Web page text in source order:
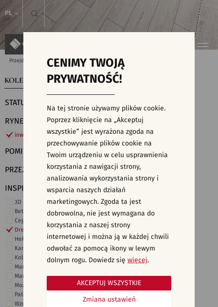
PL
Przejdź do strony głównej Kolekcje
KOLEKCJE WYSZUKIWARKA PŁYTEK
STATUS
RYNEK
inwestycje
POMIESZCZENIE
PRZEZNACZENIE
INSPIRACJE
3D i struktury
Beton
Cegiełki
Drewno
Heksagonalne
Kamień
Kolor
Marmur
Marokańskie
Mozaika
Patchwork
Wzory i motywy
CENIMY TWOJĄ
PRYWATNOŚĆ!
Na tej stronie używamy plików cookie.
Poprzez kliknięcie na „Akceptuj
wszystkie” jest wyrażona zgoda na
przechowywanie plików cookie na
Twoim urządzeniu w celu usprawnienia
korzystania z nawigacji strony,
analizowania wykorzystania strony i
wsparcia naszych działań
marketingowych. Zgoda ta jest
dobrowolna, nie jest wymagana do
korzystania z naszej strony
internetowej i można ją w każdej chwili
odwołać za pomocą ikony w lewym
dolnym rogu. Dowiedz się więcej.
Zmiana ustawień
AKCEPTUJ WSZYSTKIE